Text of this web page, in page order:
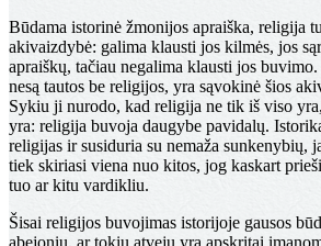
Būdama istorinė žmonijos apraiška, religija
akivaizdybė: galima klausti jos kilmės, jos
apraiškų, tačiau negalima klausti jos
nesą tautos be religijos, yra sąvokinė šios
Sykiu ji nurodo, kad religija ne tik iš viso
yra: religija buvoja daugybe pavidalų.
religijas ir susiduria su nemaža sunkenybių,
tiek skiriasi viena nuo kitos, jog kaskart
tuo ar kitu vardikliu.
Šisai religijos buvojimas istorijoje gausos
abejonių, ar tokiu atveju yra apskritai